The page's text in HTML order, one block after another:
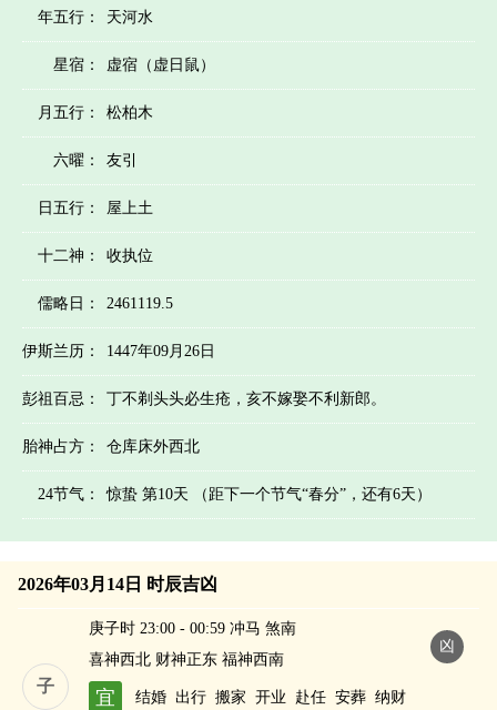
年五行： 天河水
星宿： 虚宿（虚日鼠）
月五行： 松柏木
六曜： 友引
日五行： 屋上土
十二神： 收执位
儒略日： 2461119.5
伊斯兰历： 1447年09月26日
彭祖百忌： 丁不剃头头必生疮，亥不嫁娶不利新郎。
胎神占方： 仓库床外西北
24节气： 惊蛰 第10天 （距下一个节气“春分”，还有6天）
2026年03月14日 时辰吉凶
子
凶
庚子时 23:00 - 00:59 冲马 煞南
喜神西北 财神正东 福神西南
宜 结婚 出行 搬家 开业 赴任 安葬 纳财